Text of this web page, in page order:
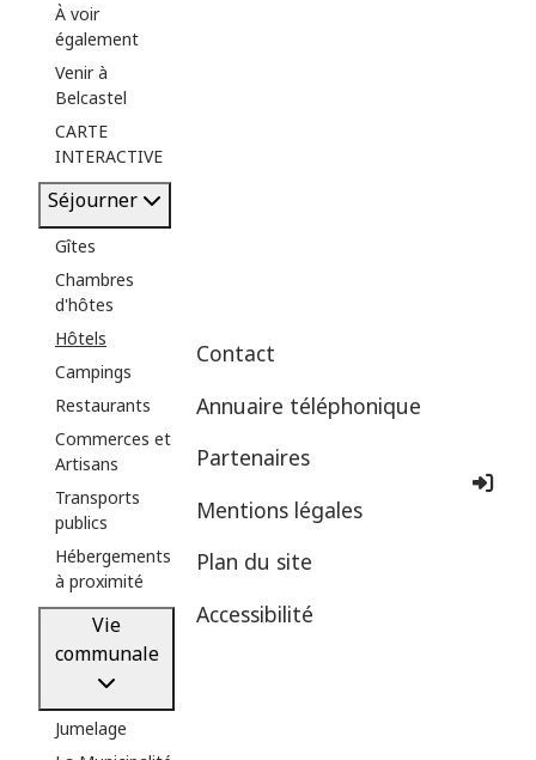
À voir
également
Venir à
Belcastel
CARTE
INTERACTIVE
Séjourner
Gîtes
Chambres
d'hôtes
Hôtels
Campings
Restaurants
Commerces et
Artisans
Transports
publics
Hébergements
à proximité
Vie
communale
Jumelage
Contact
Annuaire téléphonique
Partenaires
Mentions légales
Plan du site
Accessibilité